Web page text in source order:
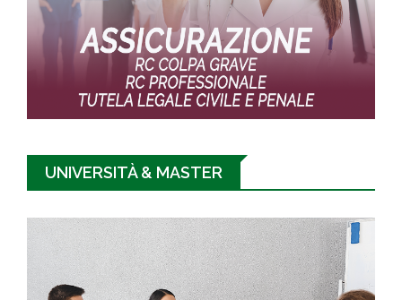
UNIVERSITÀ & MASTER